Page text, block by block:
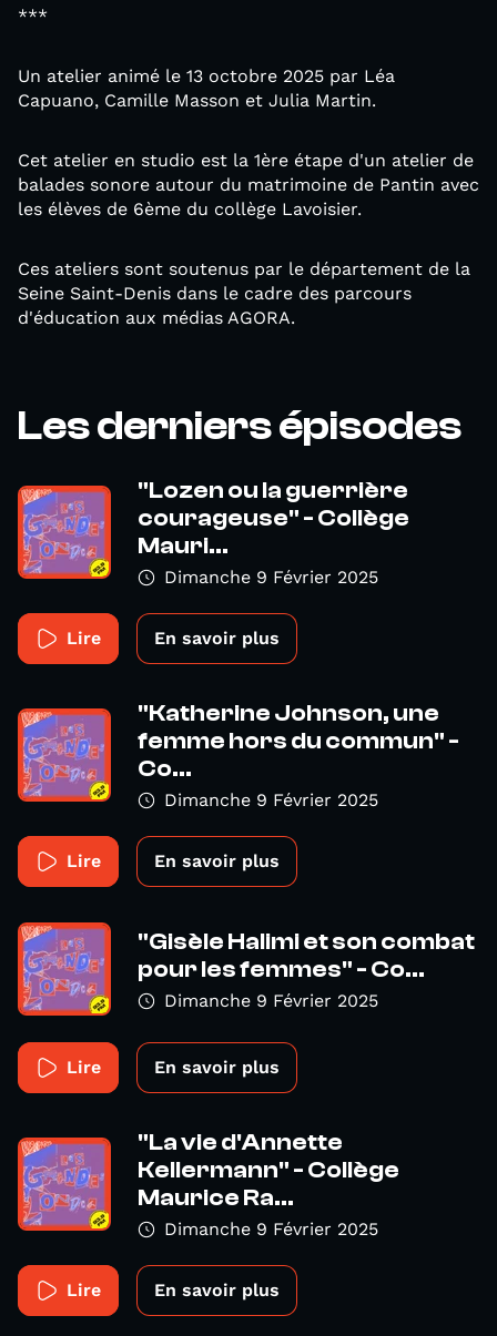
***
Un atelier animé le 13 octobre 2025 par Léa
Capuano, Camille Masson et Julia Martin.
Cet atelier en studio est la 1ère étape d'un atelier de
balades sonore autour du matrimoine de Pantin avec
les élèves de 6ème du collège Lavoisier.
Ces ateliers sont soutenus par le département de la
Seine Saint-Denis dans le cadre des parcours
d'éducation aux médias AGORA.
Les derniers épisodes
"Lozen ou la guerrière
courageuse" - Collège
Mauri...
Dimanche 9 Février 2025
Lire En savoir plus
"Katherine Johnson, une
femme hors du commun" -
Co...
Dimanche 9 Février 2025
Lire En savoir plus
"Gisèle Halimi et son combat
pour les femmes" - Co...
Dimanche 9 Février 2025
Lire En savoir plus
"La vie d'Annette
Kellermann" - Collège
Maurice Ra...
Dimanche 9 Février 2025
Lire En savoir plus